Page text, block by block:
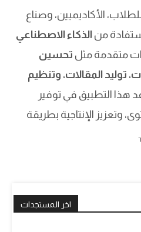
الأكاديميين، وصناع
من الذكاء الاصطناعي
متقدمة مثل تحسين
توليد المقالات، وتنظيم
هذا التطبيق في توفير
وتعزيز الإنتاجية بطريقة
اخر المستجدات